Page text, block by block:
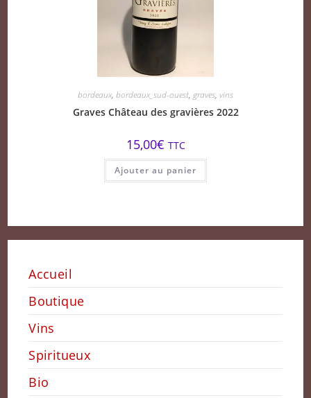
bordeaux, bordeaux_sud-ouest, graves, vins
Graves Château des gravières 2022
15,00€ TTC
Ajouter au panier
Accueil
Boutique
Vins
Spiritueux
Bio